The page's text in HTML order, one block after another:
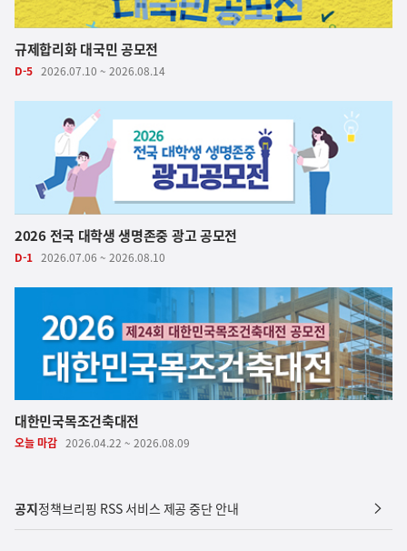
규제합리화 대국민 공모전
D-5 2026.07.10 ~ 2026.08.14
2026 전국 대학생 생명존중 광고 공모전
D-1 2026.07.06 ~ 2026.08.10
대한민국목조건축대전
오늘 마감 2026.04.22 ~ 2026.08.09
공지정책브리핑 RSS 서비스 제공 중단 안내